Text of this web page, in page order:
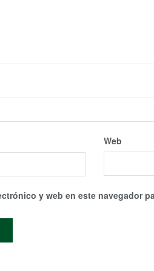
Web
y web en este navegador